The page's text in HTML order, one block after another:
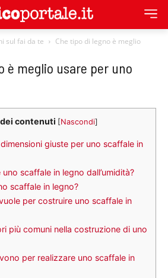
sul fai da te
Che tipo di legno è meglio
è meglio usare per uno
contenuti [Nascondi]
giuste per uno scaffale in
scaffale in legno dall’umidità?
scaffale in legno?
per costruire uno scaffale in
più comuni nella costruzione di uno
per realizzare uno scaffale in